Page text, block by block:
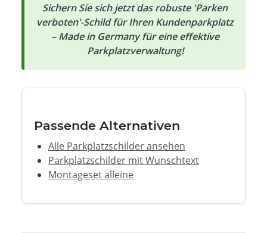
Sichern Sie sich jetzt das robuste 'Parken
verboten'-Schild für Ihren Kundenparkplatz
– Made in Germany für eine effektive
Parkplatzverwaltung!
Passende Alternativen
Alle Parkplatzschilder ansehen
Parkplatzschilder mit Wunschtext
Montageset alleine